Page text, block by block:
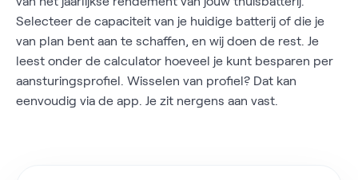
Selecteer de capaciteit van je huidige batterij of die je
van plan bent aan te schaffen, en wij doen de rest. Je
leest onder de calculator hoeveel je kunt besparen per
aansturingsprofiel. Wisselen van profiel? Dat kan
eenvoudig via de app. Je zit nergens aan vast.